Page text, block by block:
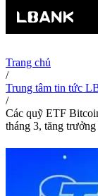
Trang chủ
/
Trung tâm tin tức
/
Các quỹ ETF
tháng 3, tăng